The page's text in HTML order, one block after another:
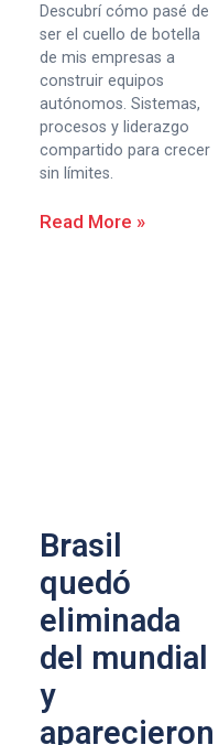
Descubrí cómo pasé de
ser el cuello de botella
de mis empresas a
construir equipos
autónomos. Sistemas,
procesos y liderazgo
compartido para crecer
sin límites.
Read More »
Brasil
quedó
eliminada
del mundial
y
aparecieron